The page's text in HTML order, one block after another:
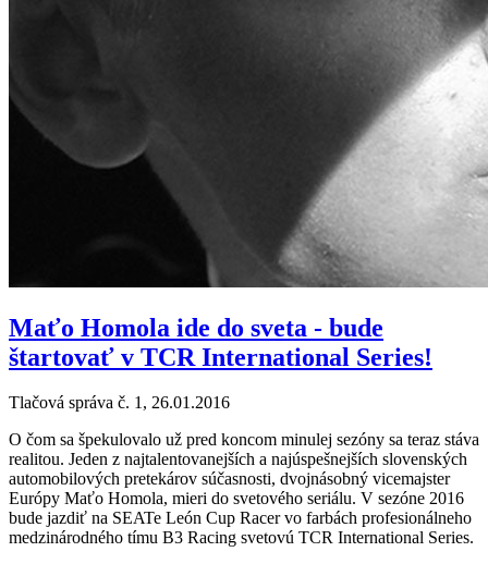
Maťo Homola ide do sveta - bude
štartovať v TCR International Series!
Tlačová správa č. 1, 26.01.2016
O čom sa špekulovalo už pred koncom minulej sezóny sa teraz stáva
realitou. Jeden z najtalentovanejších a najúspešnejších slovenských
automobilových pretekárov súčasnosti, dvojnásobný vicemajster
Európy Maťo Homola, mieri do svetového seriálu. V sezóne 2016
bude jazdiť na SEATe León Cup Racer vo farbách profesionálneho
medzinárodného tímu B3 Racing svetovú TCR International Series.